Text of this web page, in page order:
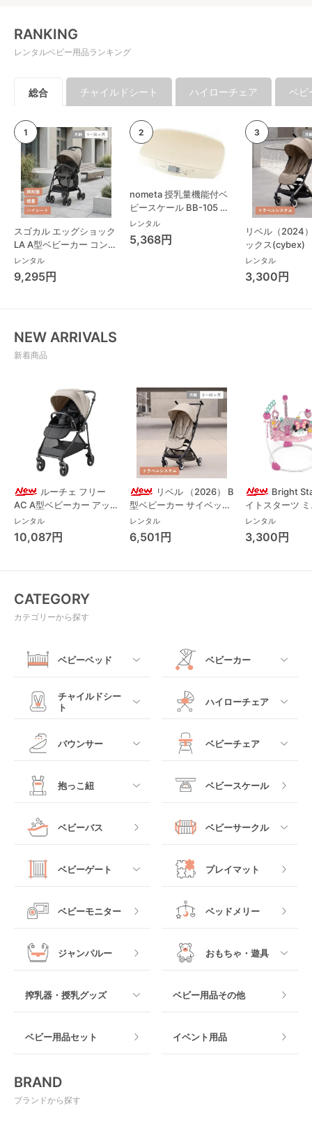
RANKING
レンタルベビー用品ランキング
総合 チャイルドシート ハイローチェア ベビ
スゴカル エッグショック
LA A型ベビーカー コンビ
(Combi)
レンタル
9,295円
nometa 授乳量機能付ベ
ビースケール BB-105 タ
ニタ(TANITA) ベビースケ
ール・体重計
レンタル
5,368円
リベル（2024
ックス(cybex)
レンタル
3,300円
NEW ARRIVALS
新着商品
ルーチェ フリー
AC A型ベビーカー アッ
プリカ(Aprica) A型ベビ
ーカー アップリカ
(Aprica)
レンタル
10,087円
リベル （2026） B
型ベビーカー サイベック
ス(cybex)
レンタル
6,501円
Bright
イトスターツ
ス フォーエバ
レンド ジャン
パルー キッズ
レンタル
3,300円
CATEGORY
カテゴリーから探す
ベビーベッド
すべて
レギュラーサイズベビ
ベッドインベッド
クーファン
マットレス・布団
ベビーベッドその他
ベビーカー
すべて
ベビーカーその他
チャイルドシー
ト
すべて
ジュニアシート
チャイルドシートその
他
ハイローチェア
すべて
バウンサー
すべて
ロッキングタイプ
ベビーチェア
すべて
テーブルチェア
抱っこ紐
すべて
抱っこ紐その他
ベビースケール
ベビーバス ベビーサークル
すべて
木製
マット製
ベビーゲート
すべて
プレイマット
ベビーモニター ベッドメリー
ジャンパルー おもちゃ・遊具
搾乳器・授乳グッズ
授乳グッズ・ママ用品
ベビー用品その他
ベビー用品セット イベント用品
BRAND
ブランドから探す